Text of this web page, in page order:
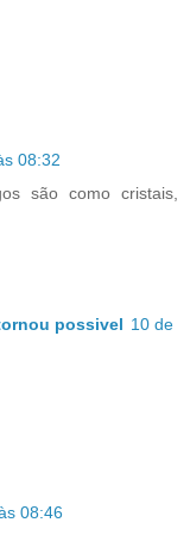
08:32
são como cristais,
possivel 10 de
08:46